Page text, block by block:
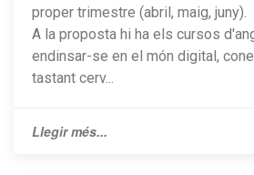
proper trimestre (abril, maig, juny).
A la proposta hi ha els cursos
endinsar-se en el món digital,
tastant cerv...
Llegir més...